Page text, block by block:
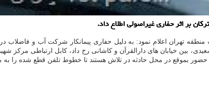
بموقع در محل حادثه در تلاش هستند تا خطوط تلفن قطع شده را به